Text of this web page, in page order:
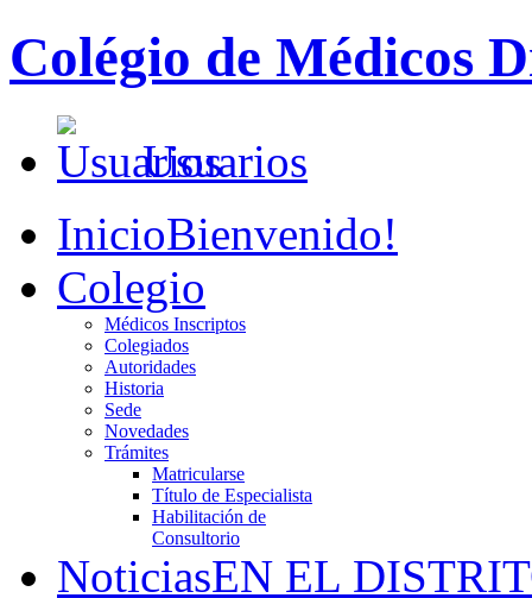
Colégio de Médicos
Usuarios
InicioBienvenido!
Colegio
Médicos Inscriptos
Colegiados
Autoridades
Historia
Sede
Novedades
Trámites
Matricularse
Título de Especialista
Habilitación de
Consultorio
NoticiasEN EL